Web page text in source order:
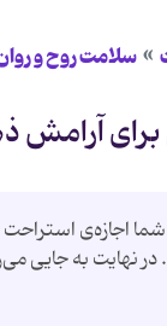
سلامت روح و
برای آرامش
اجازه‌ی استراحت
نهایت به جایی